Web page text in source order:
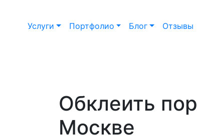
Услуги Портфолио Блог Отзывы
Обклеить
Москве